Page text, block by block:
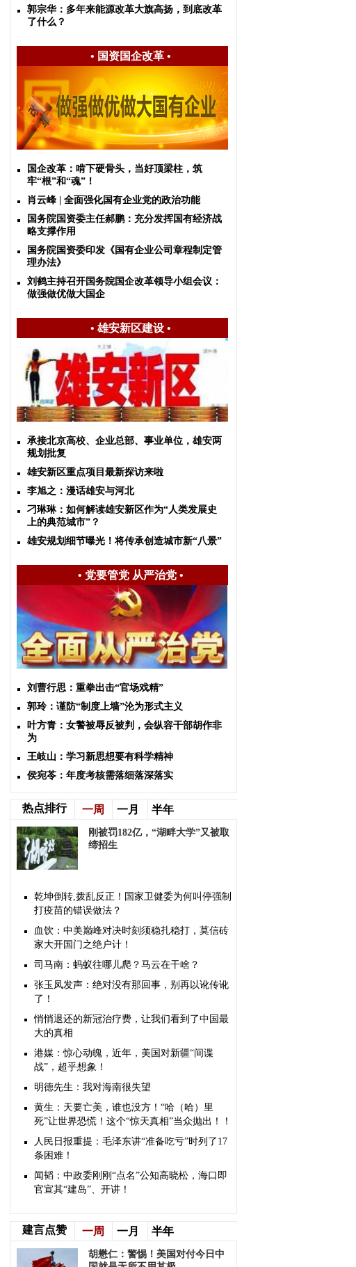
郭宗华：多年来能源改革大旗高扬，到底改革
了什么？
• 国资国企改革•
国企改革：啃下硬骨头，当好顶梁柱，筑
牢“根”和“魂”！
肖云峰 | 全面强化国有企业党的政治功能
国务院国资委主任郝鹏：充分发挥国有经济战
略支撑作用
国务院国资委印发《国有企业公司章程制定管
理办法》
刘鹤主持召开国务院国企改革领导小组会议：
做强做优做大国企
• 雄安新区建设•
承接北京高校、企业总部、事业单位，雄安两
规划批复
雄安新区重点项目最新探访来啦
李旭之：漫话雄安与河北
刁琳琳：如何解读雄安新区作为“人类发展史
上的典范城市”？
雄安规划细节曝光！将传承创造城市新“八景”
• 党要管党 从严治党•
刘曹行思：重拳出击“官场戏精”
郭玲：谨防“制度上墙”沦为形式主义
叶方青：女警被辱反被判，会纵容干部胡作非
为
王岐山：学习新思想要有科学精神
侯宛苓：年度考核需落细落深落实
热点排行 一周 一月 半年
刚被罚182亿，“湖畔大学”又被取
缔招生
乾坤倒转,拨乱反正！国家卫健委为何叫停强制
打疫苗的错误做法？
血饮：中美巅峰对决时刻须稳扎稳打，莫信砖
家大开国门之绝户计！
司马南：蚂蚁往哪儿爬？马云在干啥？
张玉凤发声：绝对没有那回事，别再以讹传讹
了！
悄悄退还的新冠治疗费，让我们看到了中国最
大的真相
港媒：惊心动魄，近年，美国对新疆“间谍
战”，超乎想象！
明德先生：我对海南很失望
黄生：天要亡美，谁也没方！“哈（哈）里
死”让世界恐慌！这个“惊天真相”当众抛出！！
人民日报重提：毛泽东讲“准备吃亏”时列了17
条困难！
闻韬：中政委刚刚“点名”公知高晓松，海口即
官宣其“建岛”、开讲！
建言点赞 一周 一月 半年
胡懋仁：警惕！美国对付今日中